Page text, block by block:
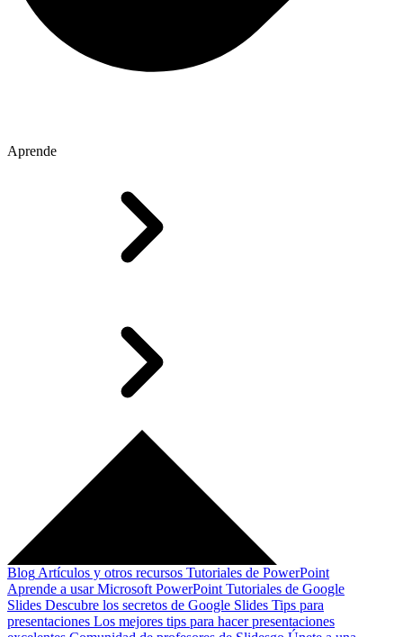
Aprende
Blog Artículos y otros recursos Tutoriales de PowerPoint
Aprende a usar Microsoft PowerPoint Tutoriales de Google
Slides Descubre los secretos de Google Slides Tips para
presentaciones Los mejores tips para hacer presentaciones